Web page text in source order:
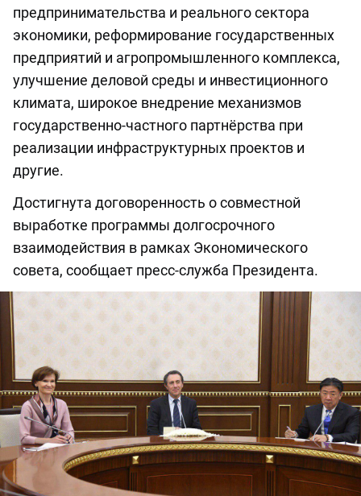
предпринимательства и реального сектора
экономики, реформирование государственных
предприятий и агропромышленного комплекса,
улучшение деловой среды и инвестиционного
климата, широкое внедрение механизмов
государственно-частного партнёрства при
реализации инфраструктурных проектов и
другие.
Достигнута договоренность о совместной
выработке программы долгосрочного
взаимодействия в рамках Экономического
совета, сообщает пресс-служба Президента.